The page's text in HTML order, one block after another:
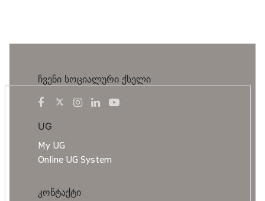
ჩვენი სოციალური ქსელი
UG
My UG
Online UG System
კონტაქტი